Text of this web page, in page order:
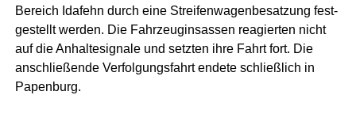
Bereich Ida­fehn durch eine Strei­fen­wa­gen­be­sat­zung fest­
ge­stellt wer­den. Die Fahr­zeug­insas­sen reagier­ten nicht
auf die Anhal­te­si­gna­le und setz­ten ihre Fahrt fort. Die
anschlie­ßen­de Ver­fol­gungs­fahrt ende­te schließ­lich in
Papenburg.